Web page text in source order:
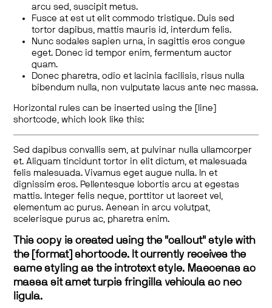
arcu sed, suscipit metus.
Fusce at est ut elit commodo tristique. Duis sed
tortor dapibus, mattis mauris id, interdum felis.
Nunc sodales sapien urna, in sagittis eros congue
eget. Donec id tempor enim, fermentum auctor
quam.
Donec pharetra, odio et lacinia facilisis, risus nulla
bibendum nulla, non vulputate lacus ante nec massa.
Horizontal rules can be inserted using the [line]
shortcode, which look like this:
Sed dapibus convallis sem, at pulvinar nulla ullamcorper
et. Aliquam tincidunt tortor in elit dictum, et malesuada
felis malesuada. Vivamus eget augue nulla. In et
dignissim eros. Pellentesque lobortis arcu at egestas
mattis. Integer felis neque, porttitor ut laoreet vel,
elementum ac purus. Aenean in arcu volutpat,
scelerisque purus ac, pharetra enim.
This copy is created using the "callout" style with
the [format] shortcode. It currently receives the
same styling as the introtext style. Maecenas ac
massa sit amet turpis fringilla vehicula ac nec
ligula.